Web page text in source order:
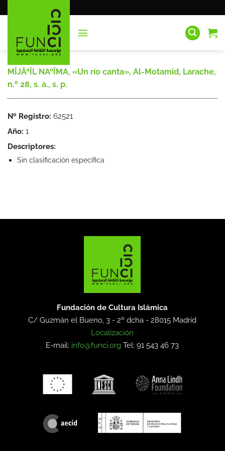
al
MÎJÂªÎL NAºÎMA, «Un río canta», Al-Motamid, Larache,
n.º 28, s. a., s. p.
Nº Registro: 62521
Año: 1
Descriptores:
Sin clasificación específica
Fundación de Cultura Islámica
C/ Guzmán el Bueno, 3 - 2º dcha -28015 Madrid
Localización
E-mail: info@funci.org Tel: 91 543 46 73